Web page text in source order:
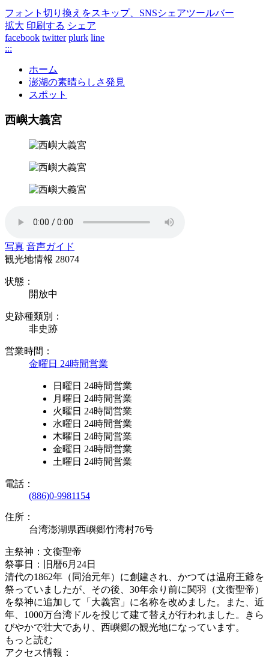
フォント切り換えをスキップ、SNSシェアツールバー
拡大 印刷する シェア
facebook twitter plurk line
:::
ホーム
澎湖の素晴らしさ発見
スポット
西嶼大義宮
写真 音声ガイド
観光地情報 28074
状態：
開放中
史跡種類別：
非史跡
営業時間：
金曜日 24時間営業
日曜日 24時間営業
月曜日 24時間営業
火曜日 24時間営業
水曜日 24時間営業
木曜日 24時間営業
金曜日 24時間営業
土曜日 24時間営業
電話：
(886)0-9981154
住所：
台湾澎湖県西嶼郷竹湾村76号
主祭神：文衡聖帝
祭事日：旧暦6月24日
清代の1862年（同治元年）に創建され、かつては温府王爺を
祭っていましたが、その後、30年余り前に関羽（文衡聖帝）
を祭神に追加して「大義宮」に名称を改めました。また、近
年、1000万台湾ドルを投じて建て替えが行われました。きら
びやかで壮大であり、西嶼郷の観光地になっています。
もっと読む
アクセス情報：